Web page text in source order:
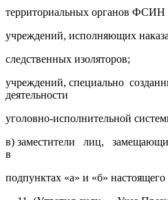
территориальных органов ФСИН
учреждений, исполняющих
следственных изоляторов;
учреждений, специально
деятельности
уголовно-исполнительной
в) заместители лиц,
в
подпунктах «а» и «б» настоящего